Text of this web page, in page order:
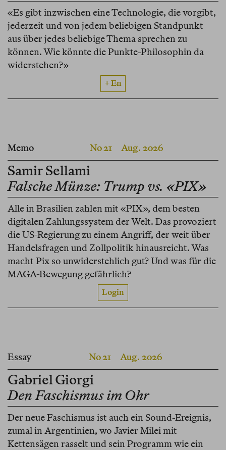
«Es gibt inzwischen eine Technologie, die vorgibt,
jederzeit und von jedem beliebigen Standpunkt
aus über jedes beliebige Thema sprechen zu
können. Wie könnte die Punkte-Philosophin da
widerstehen?»
+ En
Memo No 21 Aug. 2026
Samir Sellami
Falsche Münze: Trump vs. «PIX»
Alle in Brasilien zahlen mit «PIX», dem besten
digitalen Zahlungssystem der Welt. Das provoziert
die US-Regierung zu einem Angriff, der weit über
Handelsfragen und Zollpolitik hinausreicht. Was
macht Pix so unwiderstehlich gut? Und was für die
MAGA-Bewegung gefährlich?
Login
Essay No 21Aug. 2026
Gabriel Giorgi
Den Faschismus im Ohr
Der neue Faschismus ist auch ein Sound-Ereignis,
zumal in Argentinien, wo Javier Milei mit
Kettensägen rasselt und sein Programm wie ein